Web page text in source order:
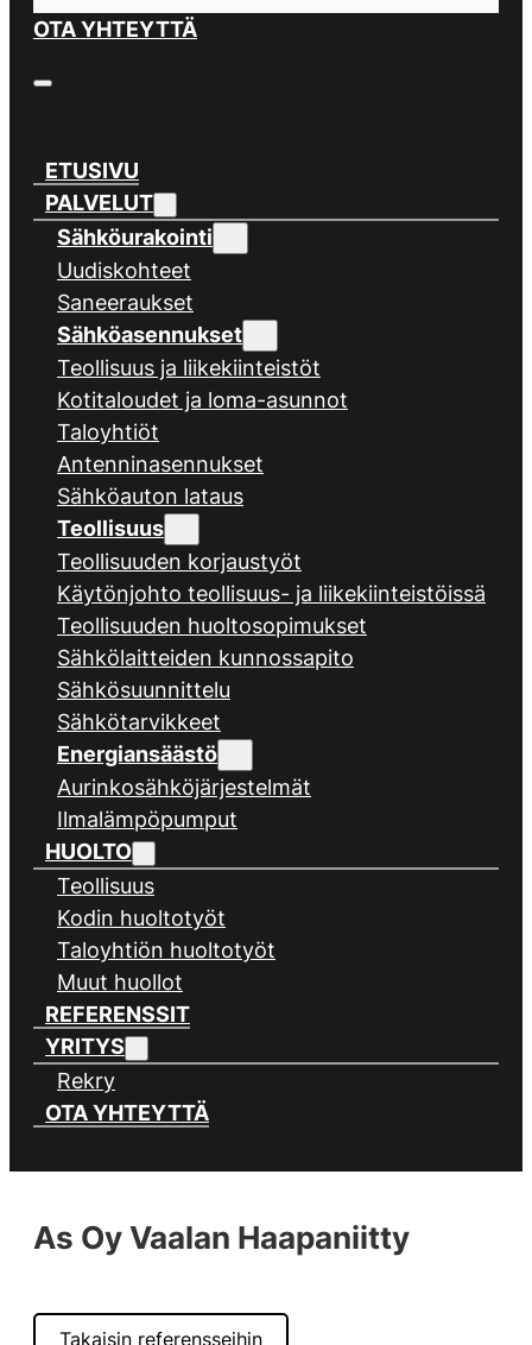
OTA YHTEYTTÄ
ETUSIVU
PALVELUT
Sähköurakointi
Uudiskohteet
Saneeraukset
Sähköasennukset
Teollisuus ja liikekiinteistöt
Kotitaloudet ja loma-asunnot
Taloyhtiöt
Antenninasennukset
Sähköauton lataus
Teollisuus
Teollisuuden korjaustyöt
Käytönjohto teollisuus- ja liikekiinteistöissä
Teollisuuden huoltosopimukset
Sähkölaitteiden kunnossapito
Sähkösuunnittelu
Sähkötarvikkeet
Energiansäästö
Aurinkosähköjärjestelmät
Ilmalämpöpumput
HUOLTO
Teollisuus
Kodin huoltotyöt
Taloyhtiön huoltotyöt
Muut huollot
REFERENSSIT
YRITYS
Rekry
OTA YHTEYTTÄ
As Oy Vaalan Haapaniitty
Takaisin referensseihin